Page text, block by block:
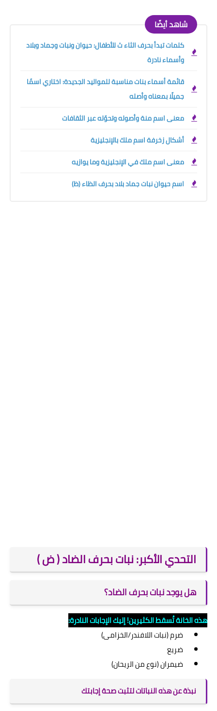
شاهد أيضًا
كلمات تبدأ بحرف الثاء ث للأطفال: حيوان ونبات وجماد وبلاد
وأسماء نادرة
قائمة أسماء بنات مناسبة للمواليد الجديدة: اختاري اسمًا
جميلًا بمعناه وأصله
معنى اسم منة وأصوله وتحوّله عبر الثقافات
أشكال زخرفة اسم ملك بالإنجليزية
معنى اسم ملك في الإنجليزية وما يوازيه
اسم حيوان نبات جماد بلاد بحرف الظاء (ظ)
التحدي الأكبر: نبات بحرف الضاد ( ض )
هل يوجد نبات بحرف الضاد؟
هذه الخانة تُسقط الكثيرين! إليك الإجابات النادرة:
ضرم (نبات اللافندر/الخزامى)
ضريع
ضيمران (نوع من الريحان)
نبذة عن هذه النباتات لتثبت صحة إجابتك